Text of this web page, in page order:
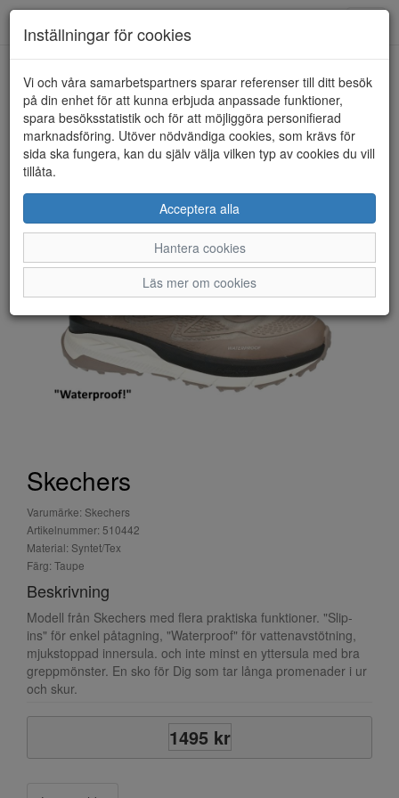
HEM SKECHERS
Skechers
Varumärke: Skechers
Artikelnummer: 510442
Material: Syntet/Tex
Färg: Taupe
Beskrivning
Modell från Skechers med flera praktiska funktioner. "Slip-
ins" för enkel påtagning, "Waterproof" för vattenavstötning,
mjukstoppad innersula. och inte minst en yttersula med bra
greppmönster. En sko för Dig som tar långa promenader i ur
och skur.
1495 kr
Inställningar för cookies
Vi och våra samarbetspartners sparar referenser till ditt besök
på din enhet för att kunna erbjuda anpassade funktioner,
spara besöksstatistik och för att möjliggöra personifierad
marknadsföring. Utöver nödvändiga cookies, som krävs för
sida ska fungera, kan du själv välja vilken typ av cookies du vill
tillåta.
Acceptera alla
Hantera cookies
Läs mer om cookies